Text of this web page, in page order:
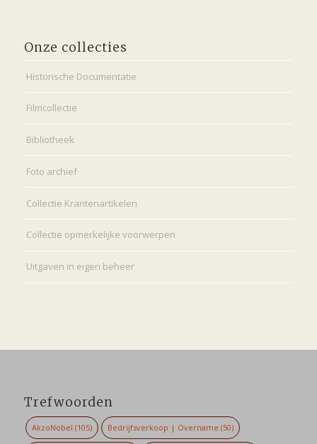
Onze collecties
Historische Documentatie
Filmcollectie
Bibliotheek
Foto archief
Collectie Krantenartikelen
Collectie opmerkelijke voorwerpen
Uitgaven in eigen beheer
Trefwoorden
AkzoNobel (105) Bedrijfsverkoop | Overname (50)